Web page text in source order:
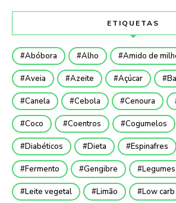
ETIQUETAS
Abóbora Alho Amido de
Aveia Azeite Açúcar
Canela Cebola Cenoura
Coco Coentros Cogumelos
Diabéticos Dieta Espinafres
Fermento Gengibre Legumes
Leite vegetal Limão Low carb